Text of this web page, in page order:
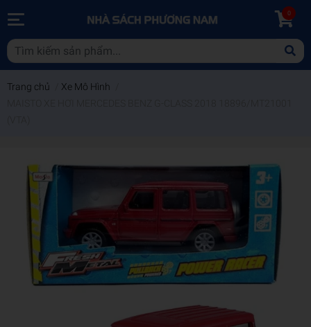
0
Trang chủ Xe Mô Hình